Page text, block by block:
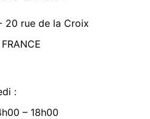
20 rue de la Croix
:
– 18h00